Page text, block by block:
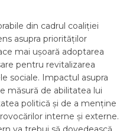
din cadrul coaliției
asupra priorităților
mai ușoară adoptarea
pentru revitalizarea
sociale. Impactul asupra
măsură de abilitatea lui
politică și de a menține
interne și externe.